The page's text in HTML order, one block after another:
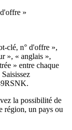
»
clé, n° d'offre »,
», « anglais »,
» entre chaque
la possibilité de
région, un pays ou